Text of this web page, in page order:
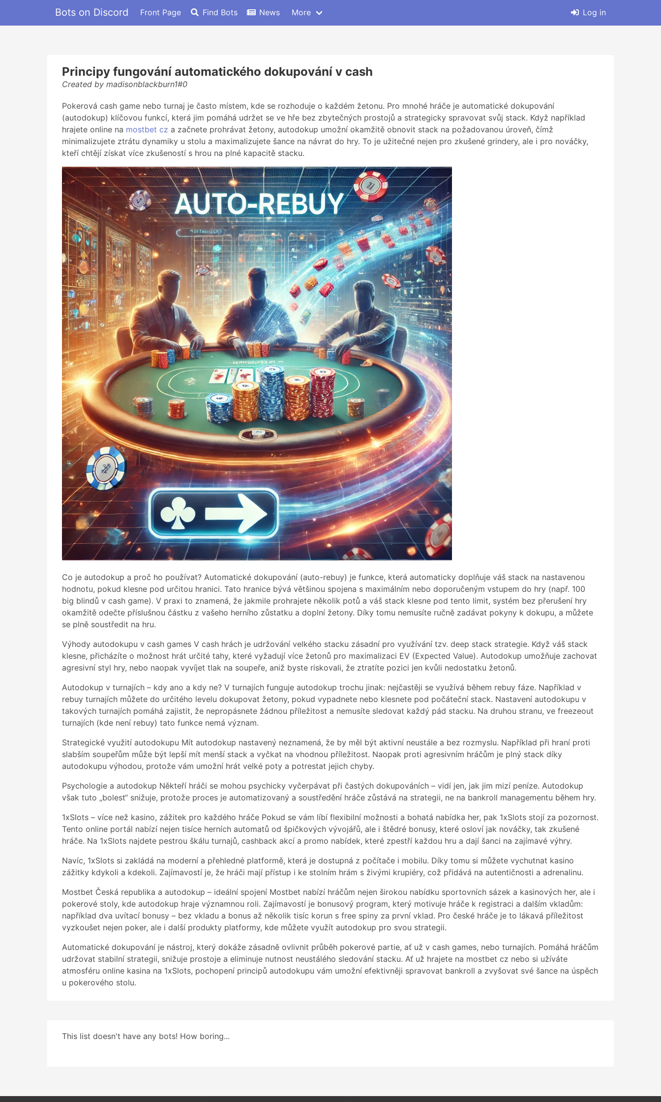
Bots on Discord Front Page Find Bots News More Log in
Principy fungování automatického dokupování v cash
Created by madisonblackburn1#0
Pokerová cash game nebo turnaj je často místem, kde se rozhoduje o každém žetonu. Pro mnohé hráče je automatické dokupování
(autodokup) klíčovou funkcí, která jim pomáhá udržet se ve hře bez zbytečných prostojů a strategicky spravovat svůj stack. Když například
hrajete online na mostbet cz a začnete prohrávat žetony, autodokup umožní okamžitě obnovit stack na požadovanou úroveň, čímž
minimalizujete ztrátu dynamiky u stolu a maximalizujete šance na návrat do hry. To je užitečné nejen pro zkušené grindery, ale i pro nováčky,
kteří chtějí získat více zkušeností s hrou na plné kapacitě stacku.
Co je autodokup a proč ho používat? Automatické dokupování (auto-rebuy) je funkce, která automaticky doplňuje váš stack na nastavenou
hodnotu, pokud klesne pod určitou hranici. Tato hranice bývá většinou spojena s maximálním nebo doporučeným vstupem do hry (např. 100
big blindů v cash game). V praxi to znamená, že jakmile prohrajete několik potů a váš stack klesne pod tento limit, systém bez přerušení hry
okamžitě odečte příslušnou částku z vašeho herního zůstatku a doplní žetony. Díky tomu nemusíte ručně zadávat pokyny k dokupu, a můžete
se plně soustředit na hru.
Výhody autodokupu v cash games V cash hrách je udržování velkého stacku zásadní pro využívání tzv. deep stack strategie. Když váš stack
klesne, přicházíte o možnost hrát určité tahy, které vyžadují více žetonů pro maximalizaci EV (Expected Value). Autodokup umožňuje zachovat
agresivní styl hry, nebo naopak vyvíjet tlak na soupeře, aniž byste riskovali, že ztratíte pozici jen kvůli nedostatku žetonů.
Autodokup v turnajích – kdy ano a kdy ne? V turnajích funguje autodokup trochu jinak: nejčastěji se využívá během rebuy fáze. Například v
rebuy turnajích můžete do určitého levelu dokupovat žetony, pokud vypadnete nebo klesnete pod počáteční stack. Nastavení autodokupu v
takových turnajích pomáhá zajistit, že nepropásnete žádnou příležitost a nemusíte sledovat každý pád stacku. Na druhou stranu, ve freezeout
turnajích (kde není rebuy) tato funkce nemá význam.
Strategické využití autodokupu Mít autodokup nastavený neznamená, že by měl být aktivní neustále a bez rozmyslu. Například při hraní proti
slabším soupeřům může být lepší mít menší stack a vyčkat na vhodnou příležitost. Naopak proti agresivním hráčům je plný stack díky
autodokupu výhodou, protože vám umožní hrát velké poty a potrestat jejich chyby.
Psychologie a autodokup Někteří hráči se mohou psychicky vyčerpávat při častých dokupováních – vidí jen, jak jim mizí peníze. Autodokup
však tuto „bolest“ snižuje, protože proces je automatizovaný a soustředění hráče zůstává na strategii, ne na bankroll managementu během hry.
1xSlots – více než kasino, zážitek pro každého hráče Pokud se vám líbí flexibilní možnosti a bohatá nabídka her, pak 1xSlots stojí za pozornost.
Tento online portál nabízí nejen tisíce herních automatů od špičkových vývojářů, ale i štědré bonusy, které osloví jak nováčky, tak zkušené
hráče. Na 1xSlots najdete pestrou škálu turnajů, cashback akcí a promo nabídek, které zpestří každou hru a dají šanci na zajímavé výhry.
Navíc, 1xSlots si zakládá na moderní a přehledné platformě, která je dostupná z počítače i mobilu. Díky tomu si můžete vychutnat kasino
zážitky kdykoli a kdekoli. Zajímavostí je, že hráči mají přístup i ke stolním hrám s živými krupiéry, což přidává na autentičnosti a adrenalinu.
Mostbet Česká republika a autodokup – ideální spojení Mostbet nabízí hráčům nejen širokou nabídku sportovních sázek a kasinových her, ale i
pokerové stoly, kde autodokup hraje významnou roli. Zajímavostí je bonusový program, který motivuje hráče k registraci a dalším vkladům:
například dva uvítací bonusy – bez vkladu a bonus až několik tisíc korun s free spiny za první vklad. Pro české hráče je to lákavá příležitost
vyzkoušet nejen poker, ale i další produkty platformy, kde můžete využít autodokup pro svou strategii.
Automatické dokupování je nástroj, který dokáže zásadně ovlivnit průběh pokerové partie, ať už v cash games, nebo turnajích. Pomáhá hráčům
udržovat stabilní strategii, snižuje prostoje a eliminuje nutnost neustálého sledování stacku. Ať už hrajete na mostbet cz nebo si užíváte
atmosféru online kasina na 1xSlots, pochopení principů autodokupu vám umožní efektivněji spravovat bankroll a zvyšovat své šance na úspěch
u pokerového stolu.
This list doesn't have any bots! How boring...